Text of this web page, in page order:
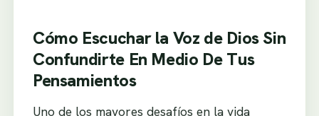
Cómo Escuchar la Voz de Dios Sin
Confundirte En Medio De Tus
Pensamientos
Uno de los mayores desafíos en la vida